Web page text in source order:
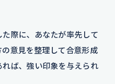
際に、あなたが率先して
意見を整理して合意形成
ば、強い印象を与えられ